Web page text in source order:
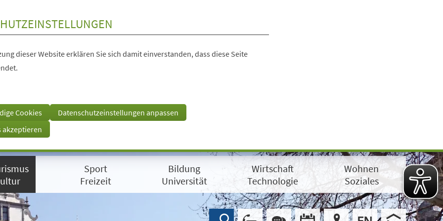
dieser Website erklären Sie sich damit einverstanden, dass diese Seite
Cookies
Datenschutzeinstellungen anpassen
akzeptieren
Sport
Freizeit
Bildung
Universität
Wirtschaft
Technologie
Wohnen
Soziales